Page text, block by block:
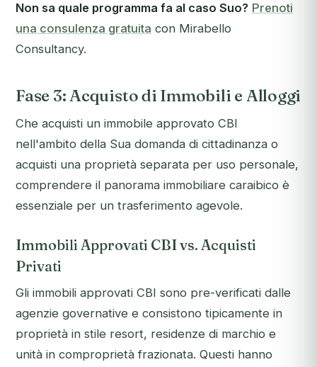
Non sa quale programma fa al caso Suo? Prenoti
una consulenza gratuita con Mirabello
Consultancy.
Fase 3: Acquisto di Immobili e Alloggi
Che acquisti un immobile approvato CBI
nell'ambito della Sua domanda di cittadinanza o
acquisti una proprietà separata per uso personale,
comprendere il panorama immobiliare caraibico è
essenziale per un trasferimento agevole.
Immobili Approvati CBI vs. Acquisti
Privati
Gli immobili approvati CBI sono pre-verificati dalle
agenzie governative e consistono tipicamente in
proprietà in stile resort, residenze di marchio e
unità in comproprietà frazionata. Questi hanno